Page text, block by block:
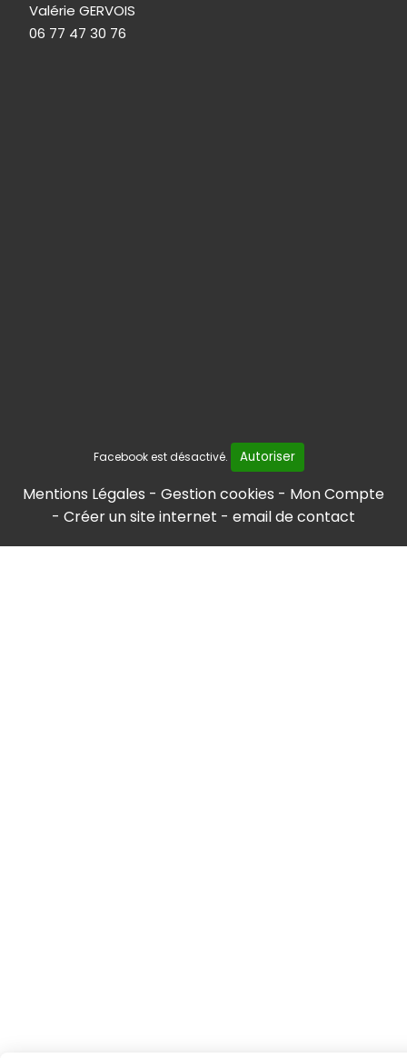
Valérie GERVOIS
06 77 47 30 76
Facebook est désactivé. Autoriser
Mentions Légales Gestion cookies
Mon Compte
Créer un site internet
email de contact